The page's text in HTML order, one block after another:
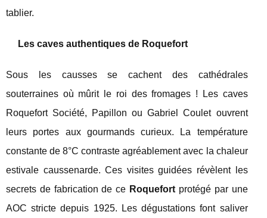
tablier.
Les caves authentiques de Roquefort
Sous les causses se cachent des cathédrales
souterraines où mûrit le roi des fromages ! Les caves
Roquefort Société, Papillon ou Gabriel Coulet ouvrent
leurs portes aux gourmands curieux. La température
constante de 8°C contraste agréablement avec la chaleur
estivale caussenarde. Ces visites guidées révèlent les
secrets de fabrication de ce Roquefort protégé par une
AOC stricte depuis 1925. Les dégustations font saliver